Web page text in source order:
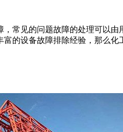
常见的问题故障的处理可以
的设备故障排除经验，那么